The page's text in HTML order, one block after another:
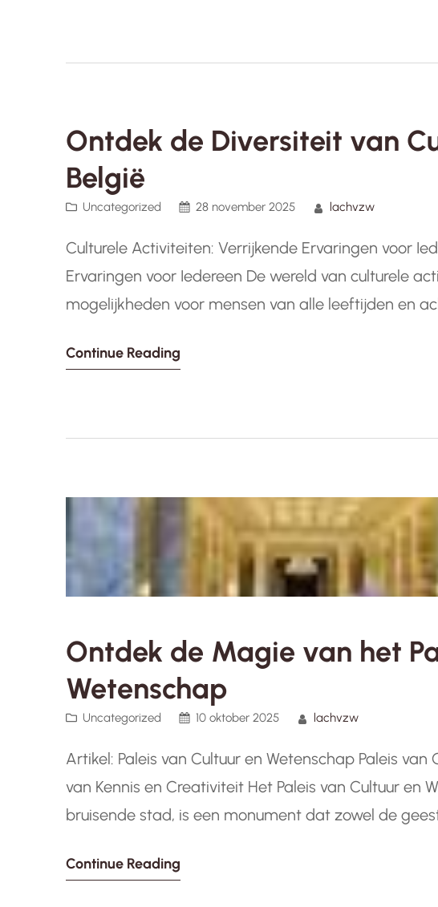
Ontdek de Diversiteit van
België
Uncategorized 28 november 2025 lachvzw
Culturele Activiteiten: Verrijkende Ervaringen voor
Ervaringen voor Iedereen De wereld van culturele
mogelijkheden voor mensen van alle leeftijden en
museum, het bijwonen van een theatervoorstelling,…
Continue Reading
Ontdek de Magie van het
Wetenschap
Uncategorized 10 oktober 2025 lachvzw
Artikel: Paleis van Cultuur en Wetenschap Paleis
van Kennis en Creativiteit Het Paleis van Cultuur en
bruisende stad, is een monument dat zowel de
Continue Reading